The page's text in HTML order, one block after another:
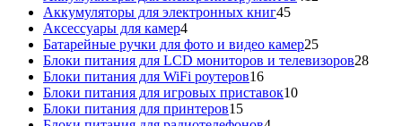
Аккумуляторы для электронных книг4545
Аксессуары для камер44
товара
Батарейные ручки для фото и видео камер2525
товаров
Блоки питания для LCD мониторов и телевизоров2828
Блоки питания для WiFi роутеров1616
товаров
Блоки питания для игровых приставок1010
Блоки питания для принтеров1515